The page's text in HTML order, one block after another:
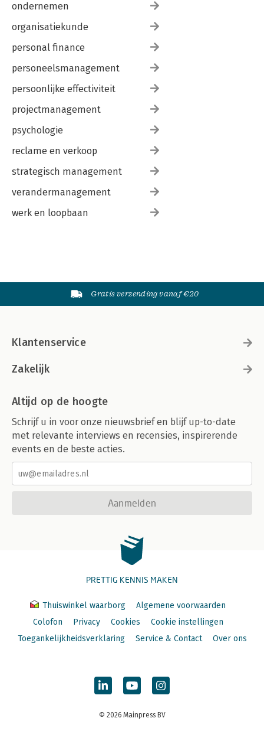
ondernemen
organisatiekunde
personal finance
personeelsmanagement
persoonlijke effectiviteit
projectmanagement
psychologie
reclame en verkoop
strategisch management
verandermanagement
werk en loopbaan
Gratis verzending vanaf €20
Klantenservice
Zakelijk
Altijd op de hoogte
Schrijf u in voor onze nieuwsbrief en blijf up-to-date
met relevante interviews en recensies, inspirerende
events en de beste acties.
Aanmelden
PRETTIG KENNIS MAKEN
Thuiswinkel waarborg
Algemene voorwaarden
Colofon
Privacy Cookies
Cookie instellingen
Toegankelijkheidsverklaring
Service & Contact Over ons
© 2026 Mainpress BV